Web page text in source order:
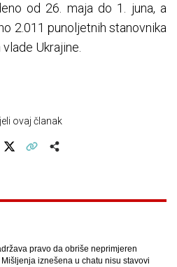
od 26. maja do 1. juna, a
2.011 punoljetnih stanovnika
Ukrajine.
ovaj članak
pravo da obriše neprimjeren
iznešena u chatu nisu stavovi